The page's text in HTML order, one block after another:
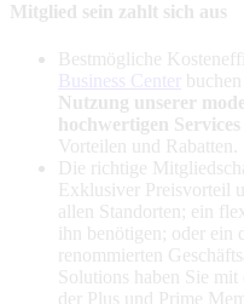
Mitglied sein zahlt sich aus
Bestmögliche
Business Center
Nutzung unserer
hochwertigen Services
Vorteilen und Rabatten.
Die richtige
Exklusiver Preisvorteil
allen Standorten; ein
ihn benötigen; oder ein
renommierten
Solutions haben Sie
der Plus und Prime